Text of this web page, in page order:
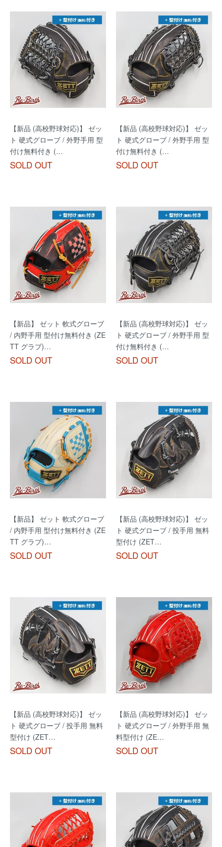
【新品 (高校野球対応)】 ゼッ
ト 硬式グローブ / 外野手用 型
付け無料付き (…
SOLD OUT
【新品 (高校野球対応)】 ゼッ
ト 硬式グローブ / 外野手用 型
付け無料付き (…
SOLD OUT
【新品】 ゼット 軟式グローブ
/ 内野手用 型付け無料付き (ZE
TT グラブ)…
SOLD OUT
【新品 (高校野球対応)】 ゼッ
ト 硬式グローブ / 外野手用 型
付け無料付き (…
SOLD OUT
【新品】 ゼット 軟式グローブ
/ 内野手用 型付け無料付き (ZE
TT グラブ)…
SOLD OUT
【新品 (高校野球対応)】 ゼッ
ト 硬式グローブ / 投手用 無料
型付け (ZET…
SOLD OUT
【新品 (高校野球対応)】 ゼッ
ト 硬式グローブ / 投手用 無料
型付け (ZET…
SOLD OUT
【新品 (高校野球対応)】 ゼッ
ト 硬式グローブ / 外野手用 無
料型付け (ZE…
SOLD OUT